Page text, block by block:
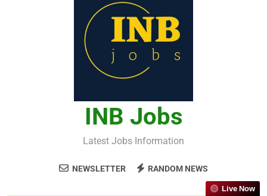
INB Jobs
Latest Jobs Information
NEWSLETTER RANDOM NEWS
Live Now